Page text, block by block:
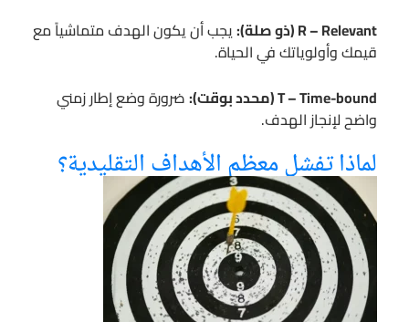
R – Relevant (ذو صلة):
يجب أن يكون الهدف متماشياً مع
قيمك وأولوياتك في الحياة.
T – Time-bound (محدد بوقت):
ضرورة وضع إطار زمني
واضح لإنجاز الهدف.
لماذا تفشل معظم الأهداف التقليدية؟